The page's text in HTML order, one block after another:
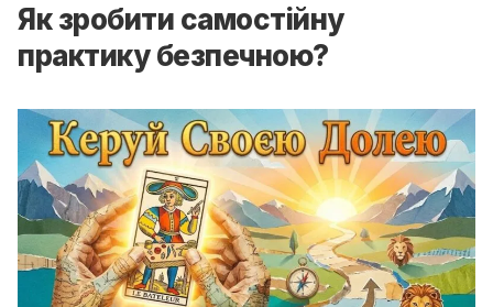
Як зробити самостійну
практику безпечною?